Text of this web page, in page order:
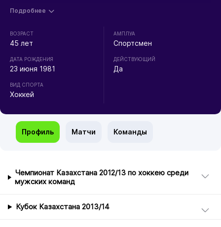
Подробнее
ВОЗРАСТ
45 лет
ДАТА РОЖДЕНИЯ
23 июня 1981
ВИД СПОРТА
Хоккей
АМПЛУА
Спортсмен
ДЕЙСТВУЮЩИЙ
Да
Профиль Матчи Команды
Чемпионат Казахстана 2012/13 по хоккею среди
мужских команд
Кубок Казахстана 2013/14